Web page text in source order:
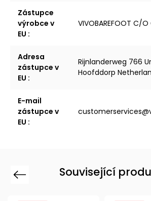
Zástupce
výrobce v
EU :
VIVOBAREFOOT C/O
Adresa
zástupce v
EU :
Rijnlanderweg 766
Hoofddorp
E-mail
zástupce v
EU :
Související
Previous